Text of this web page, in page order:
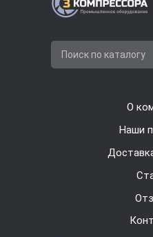
Поиск по каталогу
О
Наши